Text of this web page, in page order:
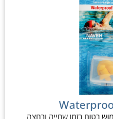
בטוח בזמן שחייה ורחצה